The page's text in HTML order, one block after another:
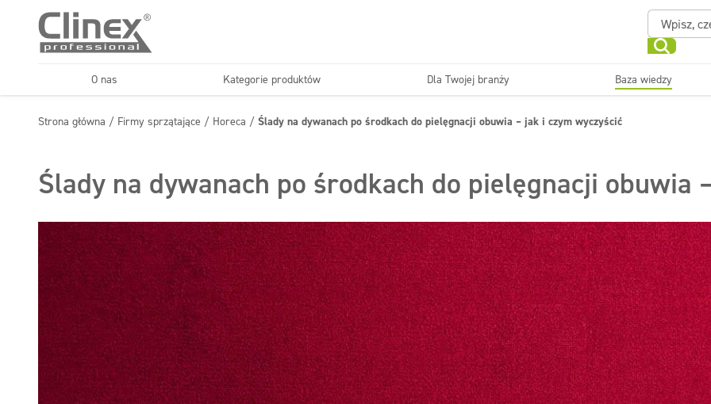
O nas Kategorie produktów Dla Twojej branży
Horeca Firmy sprzątające Beauty
Baza wiedzy
Strona główna / Firmy sprzątające / Horeca / Ślady na dywanach po środkach do pielęgnacji obuwia – jak i czym wyczyścić
Ślady na dywanach po środkach do pielęgnacji obuwia